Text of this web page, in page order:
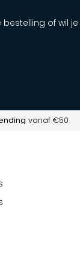
of wil je
vanaf €50